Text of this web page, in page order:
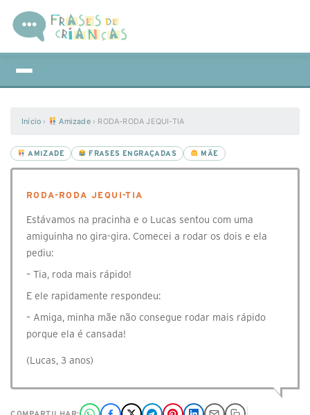
Início › Amizade › RODA-RODA JEQUI-TIA
AMIZADE FRASES ENGRAÇADAS MÃE
RODA-RODA JEQUI-TIA
Estávamos na pracinha e o Lucas sentou com uma
amiguinha no gira-gira. Comecei a rodar os dois e ela
pediu:
– Tia, roda mais rápido!
E ele rapidamente respondeu:
– Amiga, minha mãe não consegue rodar mais rápido
porque ela é cansada!
(Lucas, 3 anos)